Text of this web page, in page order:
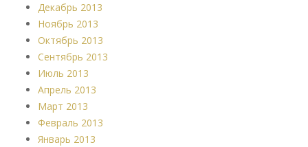
Декабрь 2013
Ноябрь 2013
Октябрь 2013
Сентябрь 2013
Июль 2013
Апрель 2013
Март 2013
Февраль 2013
Январь 2013